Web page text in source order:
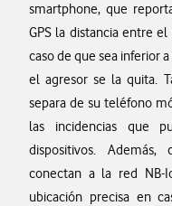
smartphone, que
GPS la distancia entre
caso de que sea inferior
el agresor se la quita.
separa de su teléfono
las incidencias que
dispositivos.
conectan a la red NB-
ubicación precisa en